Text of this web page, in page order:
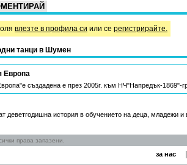
влезте в профила си или се регистрирайте.
танци в Шумен
Европа
създадена е през 2005г. към НЧ"Напредък-1869"-
история в обучението на деца, младежи и
права запазени.
за нас